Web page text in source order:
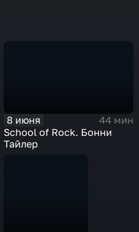
8 июня
44 мин
School of Rock. Бонни
Тайлер